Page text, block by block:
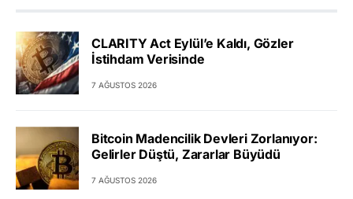
CLARITY Act Eylül’e Kaldı, Gözler
İstihdam Verisinde
7 AĞUSTOS 2026
Bitcoin Madencilik Devleri Zorlanıyor:
Gelirler Düştü, Zararlar Büyüdü
7 AĞUSTOS 2026